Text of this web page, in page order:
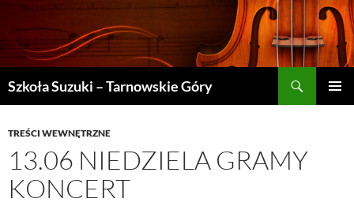
Szkoła Suzuki – Tarnowskie Góry
TREŚCI
TREŚCI WEWNĘTRZNE
13.06 NIEDZIELA GRAMY
KONCERT